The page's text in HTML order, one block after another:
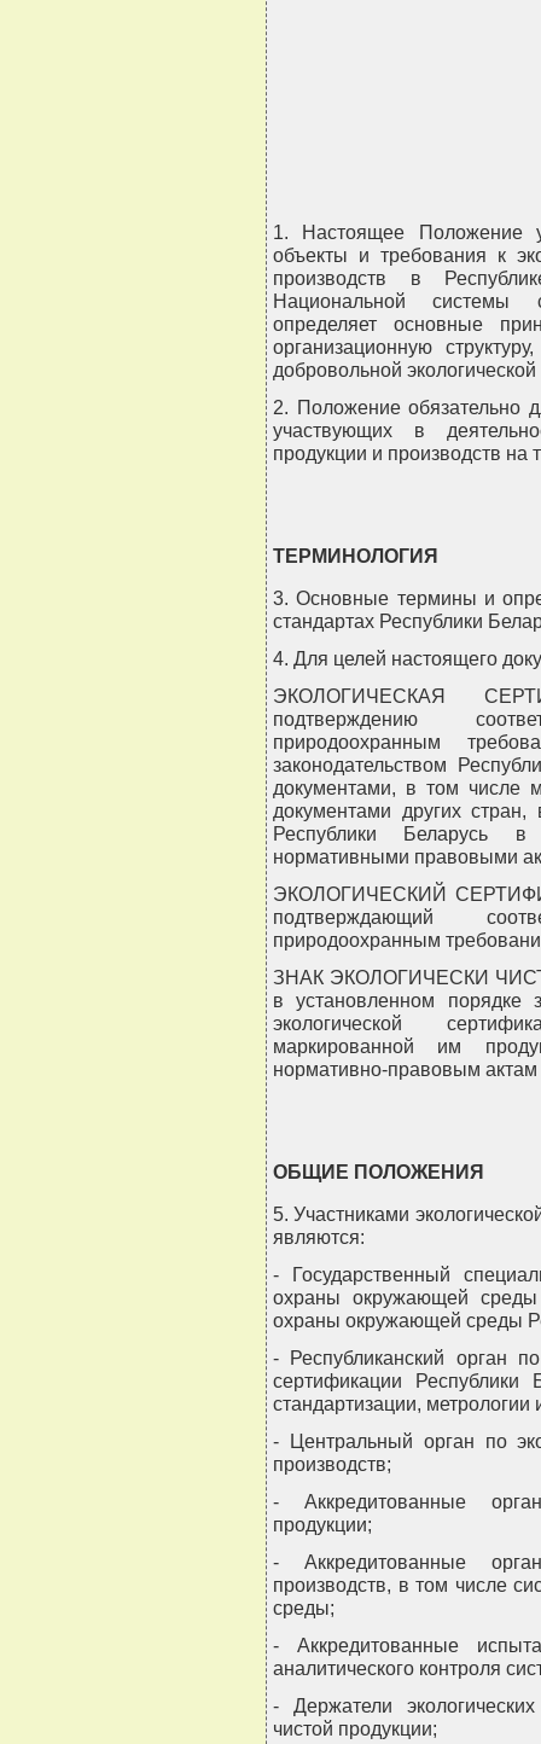
1. Настоящее Положение
объекты и требования к
производств в
Национальной системы
определяет основные
организационную
добровольной
2. Положение обязательно
участвующих в
продукции и производств на
ТЕРМИНОЛОГИЯ
3. Основные термины и
стандартах Республики
4. Для целей настоящего
ЭКОЛОГИЧЕСКАЯ
подтверждению
природоохранным
законодательством
документами, в том числе
документами других
Республики Беларусь
нормативными правовыми
ЭКОЛОГИЧЕСКИЙ
подтверждающий
природоохранным
ЗНАК ЭКОЛОГИЧЕСКИ
в установленном порядке
экологической
маркированной им
нормативно-правовым актам
ОБЩИЕ ПОЛОЖЕНИЯ
5. Участниками
являются:
- Государственный
охраны окружающей среды
охраны окружающей среды
- Республиканский орган
сертификации Республики
стандартизации,
- Центральный орган по
производств;
- Аккредитованные
продукции;
- Аккредитованные
производств, в том числе
среды;
- Аккредитованные
аналитического контроля
- Держатели
чистой продукции;